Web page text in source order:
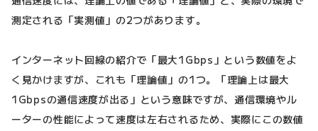
測定される「実測値」の2つがあります。
インターネット回線の紹介で「最大1Gbps」という数値をよ
く見かけますが、これも「理論値」の1つ。「理論上は最大
1Gbpsの通信速度が出る」という意味ですが、通信環境やル
ーターの性能によって速度は左右されるため、実際にこの数値